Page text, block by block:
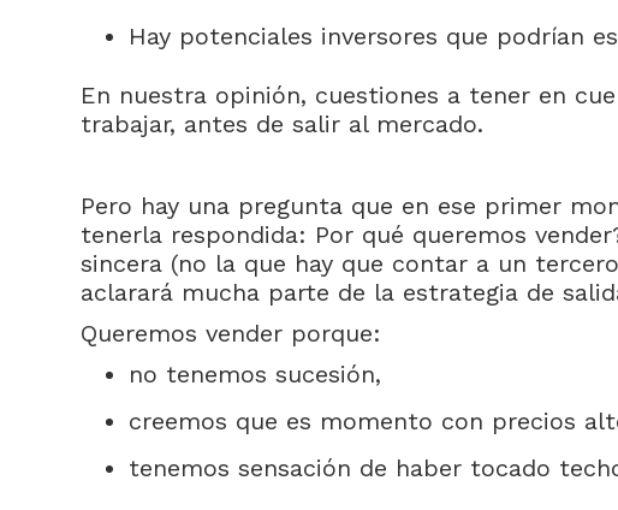
Hay potenciales inversores que podrían
En nuestra opinión, cuestiones a tener en
trabajar, antes de salir al mercado.
Pero hay una pregunta que en ese primer
tenerla respondida: Por qué queremos
sincera (no la que hay que contar a un
aclarará mucha parte de la estrategia de
Queremos vender porque:
no tenemos sucesión,
creemos que es momento con precios
tenemos sensación de haber tocado